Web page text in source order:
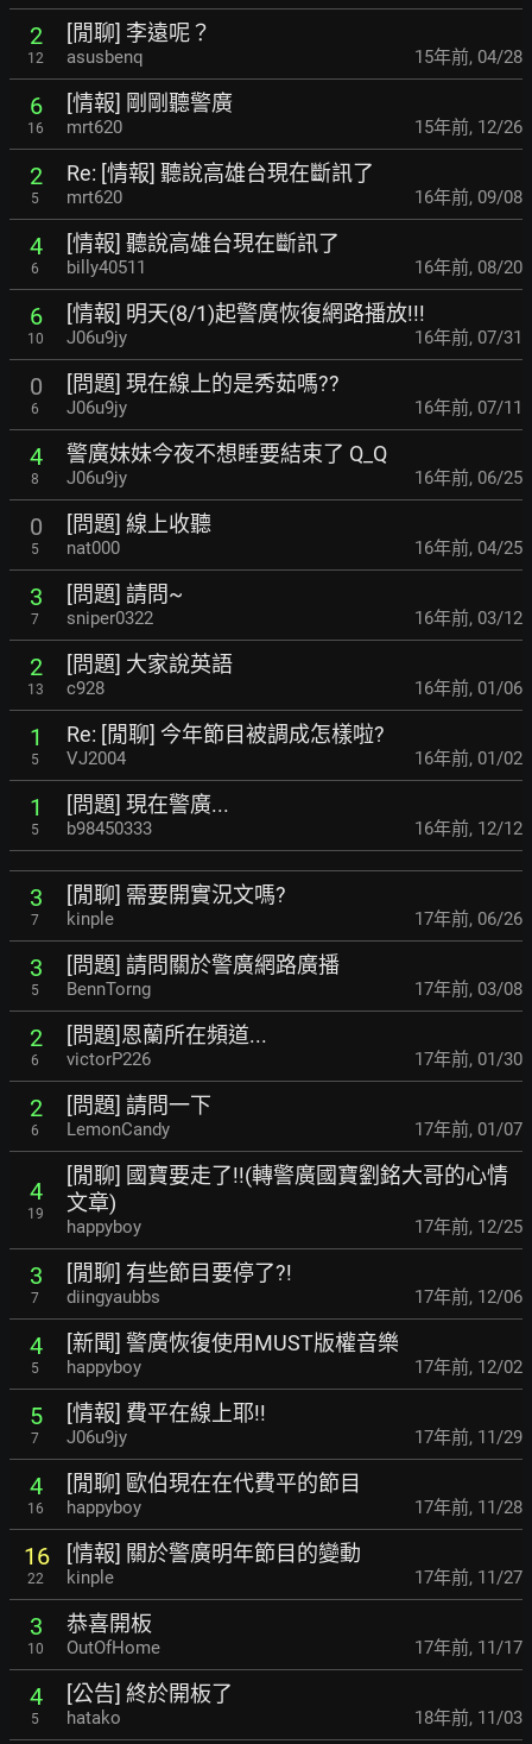
2
12
[閒聊] 李遠呢？
asusbenq 15年前, 04/28
6
16
[情報] 剛剛聽警廣
mrt620 15年前, 12/26
2
5
Re: [情報] 聽說高雄台現在斷訊了
mrt620 16年前, 09/08
4
6
[情報] 聽說高雄台現在斷訊了
billy40511 16年前, 08/20
6
10
[情報] 明天(8/1)起警廣恢復網路播放!!!
J06u9jy 16年前, 07/31
0
6
[問題] 現在線上的是秀茹嗎??
J06u9jy 16年前, 07/11
4
8
警廣妹妹今夜不想睡要結束了 Q_Q
J06u9jy 16年前, 06/25
0
5
[問題] 線上收聽
nat000 16年前, 04/25
3
7
[問題] 請問~
sniper0322 16年前, 03/12
2
13
[問題] 大家說英語
c928 16年前, 01/06
1
5
Re: [閒聊] 今年節目被調成怎樣啦?
VJ2004 16年前, 01/02
1
5
[問題] 現在警廣...
b98450333 16年前, 12/12
3
7
[閒聊] 需要開實況文嗎?
kinple 17年前, 06/26
3
5
[問題] 請問關於警廣網路廣播
BennTorng 17年前, 03/08
2
6
[問題]恩蘭所在頻道...
victorP226 17年前, 01/30
2
6
[問題] 請問一下
LemonCandy 17年前, 01/07
4
19
[閒聊] 國寶要走了!!(轉警廣國寶劉銘大哥的心情
文章)
happyboy 17年前, 12/25
3
7
[閒聊] 有些節目要停了?!
diingyaubbs 17年前, 12/06
4
5
[新聞] 警廣恢復使用MUST版權音樂
happyboy 17年前, 12/02
5
7
[情報] 費平在線上耶!!
J06u9jy 17年前, 11/29
4
16
[閒聊] 歐伯現在在代費平的節目
happyboy 17年前, 11/28
16
22
[情報] 關於警廣明年節目的變動
kinple 17年前, 11/27
3
10
恭喜開板
OutOfHome 17年前, 11/17
4
5
[公告] 終於開板了
hatako 18年前, 11/03